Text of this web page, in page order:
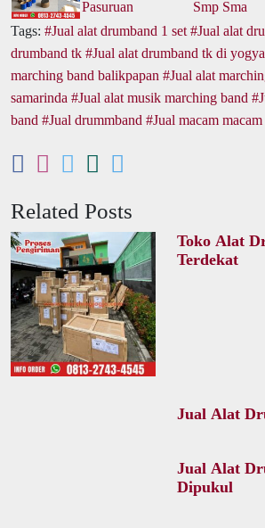
Tags: Jual alat drumband 1 set Jual alat
drumband tk
Jual alat drumband tk di
marching band balikpapan
Jual alat
samarinda
Jual alat musik marching band
band
Jual drummband Jual macam
Related Posts
Toko Alat
Terdekat
Jual Alat
Jual Alat
Dipukul